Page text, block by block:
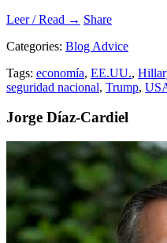
Leer / Read → Share
Categories: Blog Advice
Tags: economía, EE.UU.,
seguridad nacional, Trump,
Jorge Díaz-Cardiel